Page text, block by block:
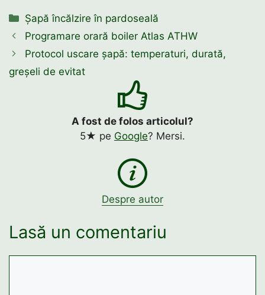
Categorii
Șapă încălzire în pardoseală
Programare orară boiler Atlas ATHW
Protocol uscare șapă: temperaturi, durată,
greșeli de evitat
A fost de folos articolul?
5★ pe Google? Mersi.
Despre autor
Lasă un comentariu